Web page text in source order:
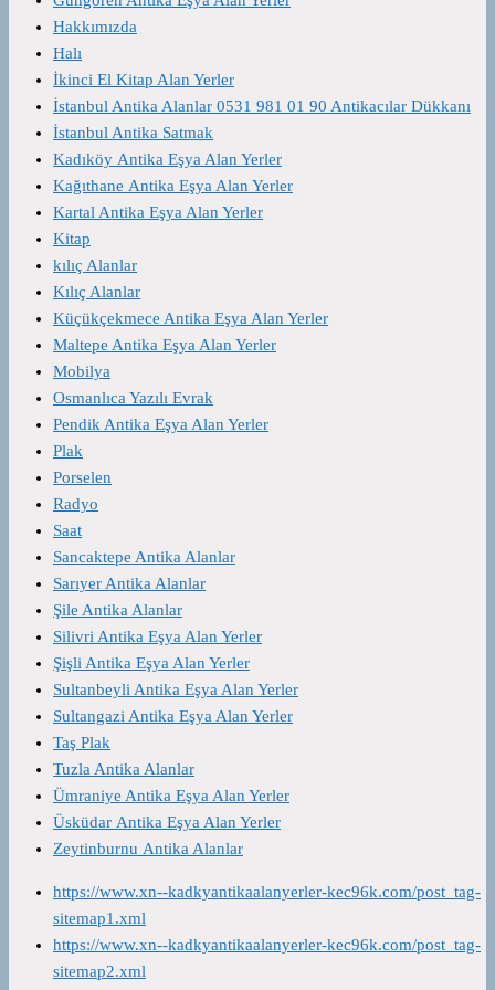
Hakkımızda
Halı
İkinci El Kitap Alan Yerler
İstanbul Antika Alanlar 0531 981 01 90 Antikacılar Dükkanı
İstanbul Antika Satmak
Kadıköy Antika Eşya Alan Yerler
Kağıthane Antika Eşya Alan Yerler
Kartal Antika Eşya Alan Yerler
Kitap
kılıç Alanlar
Kılıç Alanlar
Küçükçekmece Antika Eşya Alan Yerler
Maltepe Antika Eşya Alan Yerler
Mobilya
Osmanlıca Yazılı Evrak
Pendik Antika Eşya Alan Yerler
Plak
Porselen
Radyo
Saat
Sancaktepe Antika Alanlar
Sarıyer Antika Alanlar
Şile Antika Alanlar
Silivri Antika Eşya Alan Yerler
Şişli Antika Eşya Alan Yerler
Sultanbeyli Antika Eşya Alan Yerler
Sultangazi Antika Eşya Alan Yerler
Taş Plak
Tuzla Antika Alanlar
Ümraniye Antika Eşya Alan Yerler
Üsküdar Antika Eşya Alan Yerler
Zeytinburnu Antika Alanlar
https://www.xn--kadkyantikaalanyerler-kec96k.com/post_tag-
sitemap1.xml
https://www.xn--kadkyantikaalanyerler-kec96k.com/post_tag-
sitemap2.xml